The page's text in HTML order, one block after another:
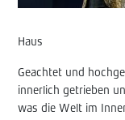
Haus
Geachtet und
innerlich getrieben
was die Welt im